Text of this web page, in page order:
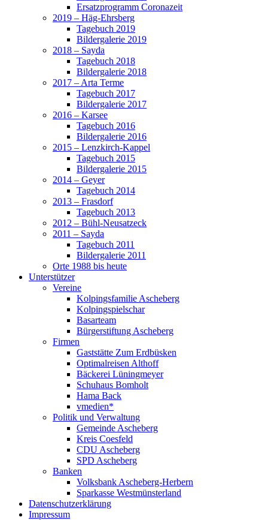
Ersatzprogramm Coronazeit
2019 – Häg-Ehrsberg
Tagebuch 2019
Bildergalerie 2019
2018 – Sayda
Tagebuch 2018
Bildergalerie 2018
2017 – Arta Terme
Tagebuch 2017
Bildergalerie 2017
2016 – Karsee
Tagebuch 2016
Bildergalerie 2016
2015 – Lenzkirch-Kappel
Tagebuch 2015
Bildergalerie 2015
2014 – Geyer
Tagebuch 2014
2013 – Frasdorf
Tagebuch 2013
2012 – Bühl-Neusatzeck
2011 – Sayda
Tagebuch 2011
Bildergalerie 2011
Orte 1988 bis heute
Unterstützer
Vereine
Kolpingsfamilie Ascheberg
Kolpingspielschar
Basarteam
Bürgerstiftung Ascheberg
Firmen
Gaststätte Zum Erdbüsken
Optimalreisen Althoff
Bäckerei Lüningmeyer
Schuhaus Bomholt
Hama Back
vmedien*
Politik und Verwaltung
Gemeinde Ascheberg
Kreis Coesfeld
CDU Ascheberg
SPD Ascheberg
Banken
Volksbank Ascheberg-Herbern
Sparkasse Westmünsterland
Datenschutzerklärung
Impressum